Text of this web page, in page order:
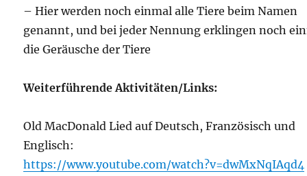
– Hier werden noch einmal alle Tiere beim Namen
genannt, und bei jeder Nennung erklingen noch
die Geräusche der Tiere
Weiterführende Aktivitäten/Links:
Old MacDonald Lied auf Deutsch, Französisch und
Englisch:
https://www.youtube.com/watch?v=dwMxNqIAqd4